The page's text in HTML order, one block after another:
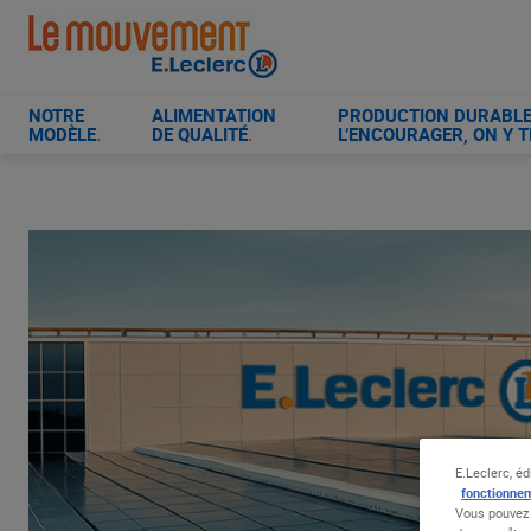
Aller
contenu
NOTRE
MODÈLE.
ALIMENTATION
DE QUALITÉ.
PRODUCTION
L’ENCOURAGER, ON Y
E.Leclerc,
Vous